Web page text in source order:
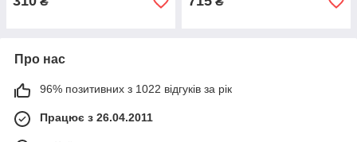
Про нас
96% позитивних з 1022 відгуків за рік
Працює з 26.04.2011